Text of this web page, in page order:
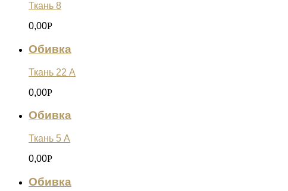
Ткань 8
0,00Р
Обивка
Ткань 22 А
0,00Р
Обивка
Ткань 5 А
0,00Р
Обивка